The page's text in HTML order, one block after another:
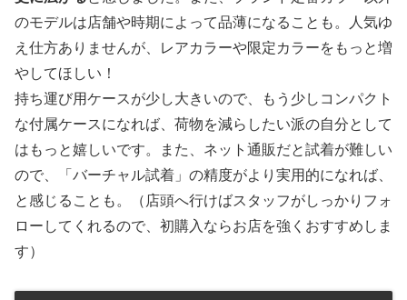
のモデルは店舗や時期によって品薄になることも。人気ゆ
え仕方ありませんが、レアカラーや限定カラーをもっと増
やしてほしい！
持ち運び用ケースが少し大きいので、もう少しコンパクト
な付属ケースになれば、荷物を減らしたい派の自分として
はもっと嬉しいです。また、ネット通販だと試着が難しい
ので、「バーチャル試着」の精度がより実用的になれば、
と感じることも。（店頭へ行けばスタッフがしっかりフォ
ローしてくれるので、初購入ならお店を強くおすすめしま
す）